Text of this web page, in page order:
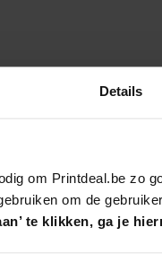
Details
om Printdeal.be zo
om de
te klikken, ga je